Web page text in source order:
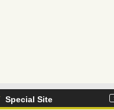
Special Site